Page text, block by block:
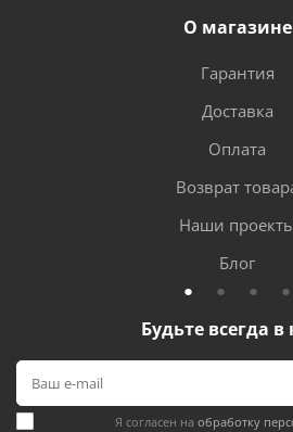
О магазине
Гарантия
Доставка
Оплата
Возврат
Наши
Блог
Будьте всегда в
Я согласен на обработку